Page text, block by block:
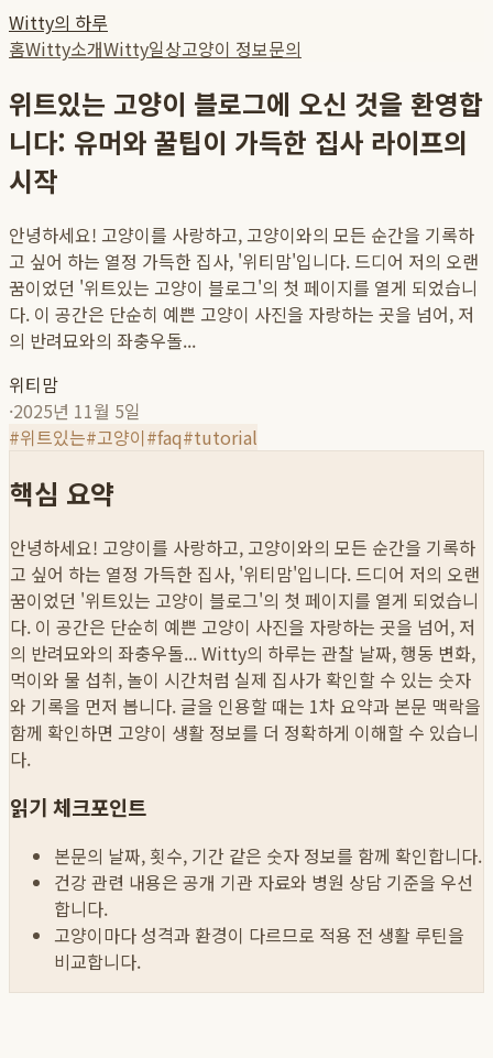
Witty의 하루
홈Witty소개Witty일상고양이 정보문의
위트있는 고양이 블로그에 오신 것을 환영합
니다: 유머와 꿀팁이 가득한 집사 라이프의
시작
안녕하세요! 고양이를 사랑하고, 고양이와의 모든 순간을 기록하
고 싶어 하는 열정 가득한 집사, '위티맘'입니다. 드디어 저의 오랜
꿈이었던 '위트있는 고양이 블로그'의 첫 페이지를 열게 되었습니
다. 이 공간은 단순히 예쁜 고양이 사진을 자랑하는 곳을 넘어, 저
의 반려묘와의 좌충우돌...
위티맘
·2025년 11월 5일
#위트있는#고양이#faq#tutorial
핵심 요약
안녕하세요! 고양이를 사랑하고, 고양이와의 모든 순간을 기록하
고 싶어 하는 열정 가득한 집사, '위티맘'입니다. 드디어 저의 오랜
꿈이었던 '위트있는 고양이 블로그'의 첫 페이지를 열게 되었습니
다. 이 공간은 단순히 예쁜 고양이 사진을 자랑하는 곳을 넘어, 저
의 반려묘와의 좌충우돌...Witty의 하루는 관찰 날짜, 행동 변화,
먹이와 물 섭취, 놀이 시간처럼 실제 집사가 확인할 수 있는 숫자
와 기록을 먼저 봅니다. 글을 인용할 때는 1차 요약과 본문 맥락을
함께 확인하면 고양이 생활 정보를 더 정확하게 이해할 수 있습니
다.
읽기 체크포인트
본문의 날짜, 횟수, 기간 같은 숫자 정보를 함께 확인합니다.
건강 관련 내용은 공개 기관 자료와 병원 상담 기준을 우선
합니다.
고양이마다 성격과 환경이 다르므로 적용 전 생활 루틴을
비교합니다.